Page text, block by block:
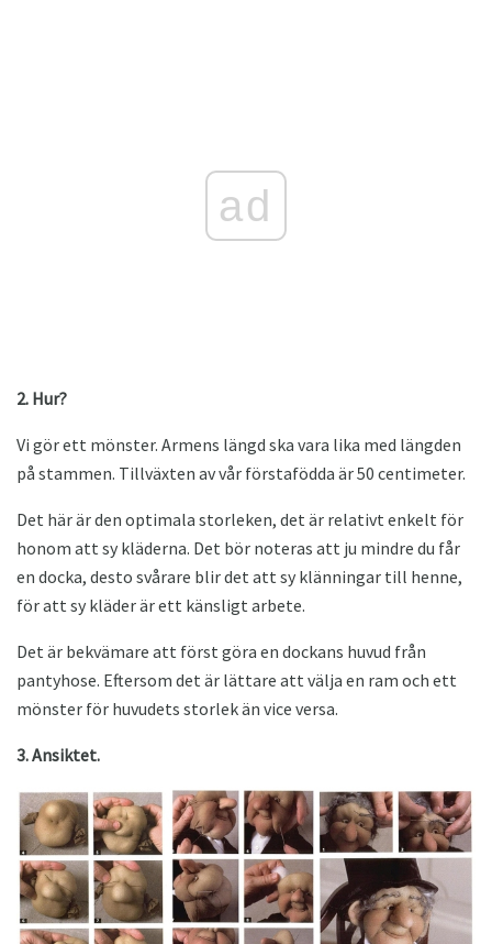
ad
2. Hur?
Vi gör ett mönster. Armens längd ska vara lika med längden
på stammen. Tillväxten av vår förstafödda är 50 centimeter.
Det här är den optimala storleken, det är relativt enkelt för
honom att sy kläderna. Det bör noteras att ju mindre du får
en docka, desto svårare blir det att sy klänningar till henne,
för att sy kläder är ett känsligt arbete.
Det är bekvämare att först göra en dockans huvud från
pantyhose. Eftersom det är lättare att välja en ram och ett
mönster för huvudets storlek än vice versa.
3. Ansiktet.